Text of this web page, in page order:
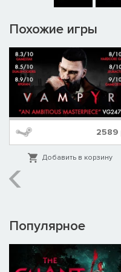
Похожие игры
2589
Добавить в корзину
Популярное